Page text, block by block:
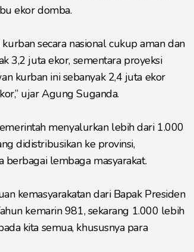
ekor domba.
secara nasional cukup aman dan
3,2 juta ekor, sementara proyeksi
kurban ini sebanyak 2,4 juta ekor
ujar Agung Suganda.
menyalurkan lebih dari 1.000
didistribusikan ke provinsi,
berbagai lembaga masyarakat.
kemasyarakatan dari Bapak Presiden
kemarin 981, sekarang 1.000 lebih
kita semua, khususnya para